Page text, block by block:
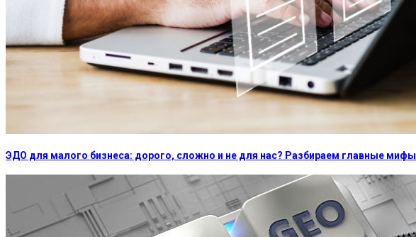
ЭДО для малого бизнеса: дорого, сложно и не для нас? Разбираем главные мифы